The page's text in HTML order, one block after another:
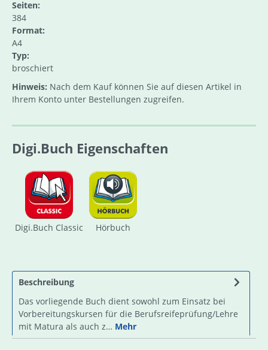
Seiten:
384
Format:
A4
Typ:
broschiert
Hinweis: Nach dem Kauf können Sie auf diesen Artikel in
Ihrem Konto unter Bestellungen zugreifen.
Digi.Buch Eigenschaften
Digi.Buch Classic Hörbuch
Beschreibung
Das vorliegende Buch dient sowohl zum Einsatz bei
Vorbereitungskursen für die Berufsreifeprüfung/Lehre
mit Matura als auch z… Mehr